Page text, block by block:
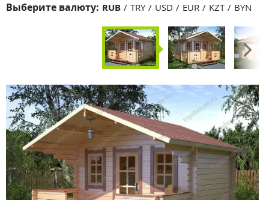
Выберите валюту: RUB TRY USD EUR KZT BYN
Next